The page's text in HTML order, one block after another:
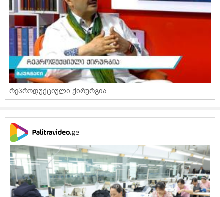
რეპროდუქციული ქირურგია